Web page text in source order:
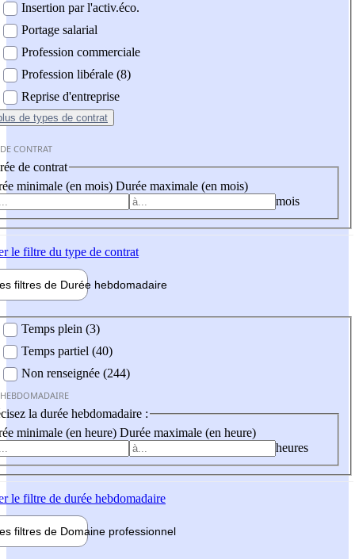
Insertion par l'activ.éco.
Portage salarial
Profession commerciale
Profession libérale (8)
Reprise d'entreprise
de types de contrat
CONTRAT
de contrat
minimale (en mois) Durée maximale (en mois)
mois
le filtre du type de contrat
filtres de Durée hebdomadaire
Temps plein (3)
Temps partiel (40)
Non renseignée (244)
la durée hebdomadaire :
minimale (en heure) Durée maximale (en heure)
heures
le filtre de durée hebdomadaire
filtres de Domaine professionnel